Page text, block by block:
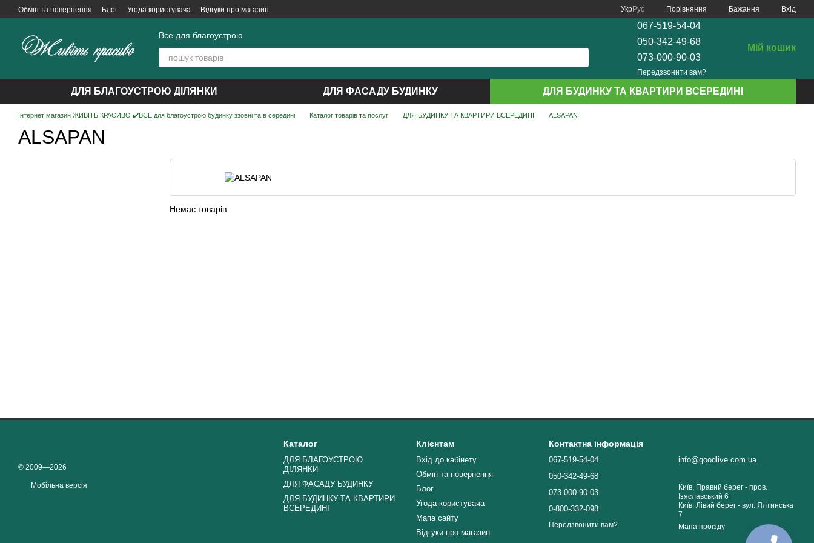
Перейти до основного контенту
Обмін та повернення Блог Угода користувача Відгуки про магазин УкрРус Порівняння Бажання Вхід
Все для благоустрою
067-519-54-04
050-342-49-68
073-000-90-03
Передзвонити вам?
Мій кошик
ДЛЯ БЛАГОУСТРОЮ ДІЛЯНКИ ДЛЯ ФАСАДУ БУДИНКУ ДЛЯ БУДИНКУ ТА КВАРТИРИ ВСЕРЕДИНІ
Інтернет магазин ЖИВІТЬ КРАСИВО ✔️ВСЕ для благоустрою будинку ззовні та в середині Каталог товарів та послуг ДЛЯ БУДИНКУ ТА КВАРТИРИ ВСЕРЕДИНІ ALSAPAN
ALSAPAN
Немає товарів
© 2009—2026
Мобільна версія
Каталог
ДЛЯ БЛАГОУСТРОЮ
ДІЛЯНКИ
ДЛЯ ФАСАДУ БУДИНКУ
ДЛЯ БУДИНКУ ТА КВАРТИРИ
ВСЕРЕДИНІ
Клієнтам
Вхід до кабінету
Обмін та повернення
Блог
Угода користувача
Мапа сайту
Відгуки про магазин
Контактна інформація
067-519-54-04
050-342-49-68
073-000-90-03
0-800-332-098
Передзвонити вам?
info@goodlive.com.ua
Київ, Правий берег - пров.
Ізяславський 6
Київ, Лівий берег - вул. Ялтинська
7
Мапа проїзду